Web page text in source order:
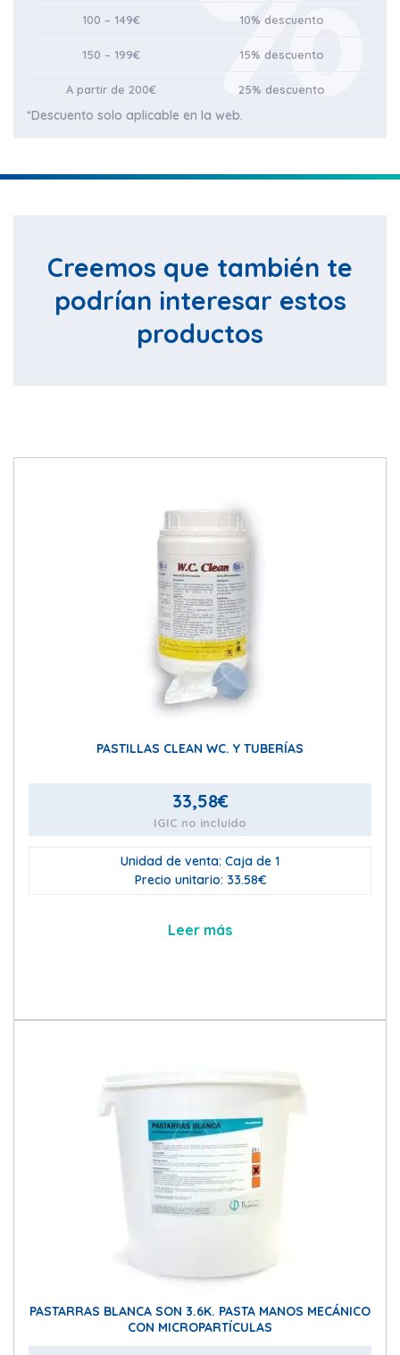
100 – 149€ 10% descuento
150 – 199€ 15% descuento
A partir de 200€ 25% descuento
*Descuento solo aplicable en la web.
Creemos que también te
podrían interesar estos
productos
PASTILLAS CLEAN WC. Y TUBERÍAS
33,58€
IGIC no incluido
Unidad de venta: Caja de 1
Precio unitario: 33.58€
Leer más
PASTARRAS BLANCA SON 3.6K. PASTA MANOS MECÁNICO
CON MICROPARTÍCULAS